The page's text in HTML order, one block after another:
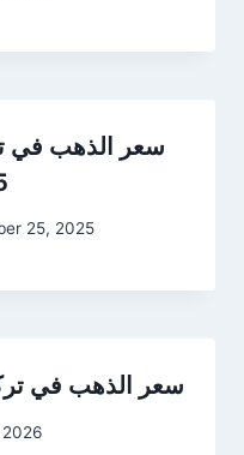
25, 2025
سعر الذهب في تركيا اليوم
2026